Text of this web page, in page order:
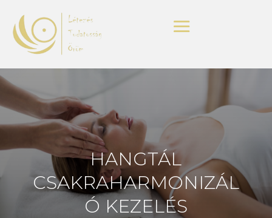
HANGTÁL
CSAKRAHARMONIZÁL
Ó KEZELÉS